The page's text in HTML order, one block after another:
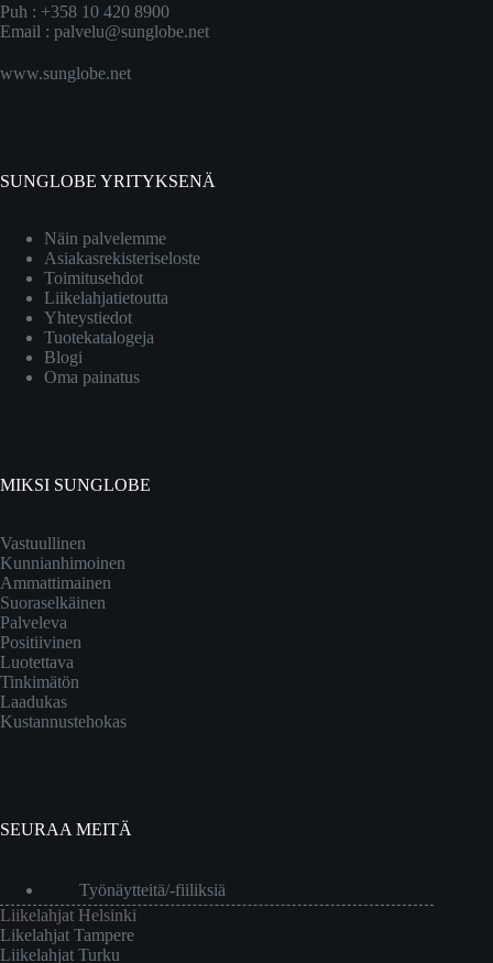
Puh : +358 10 420 8900
Email : palvelu@sunglobe.net
www.sunglobe.net
SUNGLOBE YRITYKSENÄ
Näin palvelemme
Asiakasrekisteriseloste
Toimitusehdot
Liikelahjatietoutta
Yhteystiedot
Tuotekatalogeja
Blogi
Oma painatus
MIKSI SUNGLOBE
Vastuullinen
Kunnianhimoinen
Ammattimainen
Suoraselkäinen
Palveleva
Positiivinen
Luotettava
Tinkimätön
Laadukas
Kustannustehokas
SEURAA MEITÄ
Työnäytteitä/-fiiliksiä
Liikelahjat Helsinki
Likelahjat Tampere
Liikelahjat Turku